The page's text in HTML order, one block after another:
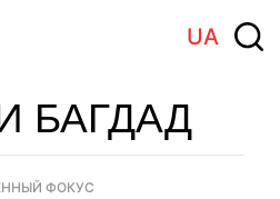
UA
БАГДАД
ФОКУС